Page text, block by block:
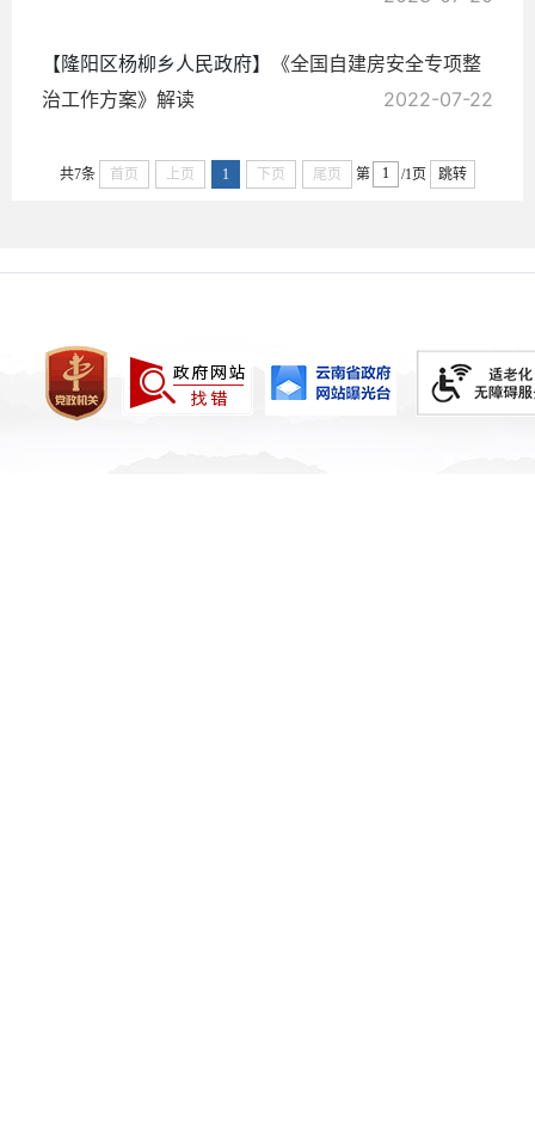
【隆阳区杨柳乡人民政府】
《全国自建房安全专项整
治工作方案》解读
2022-07-22
共7条 首页 上页 1 下页 尾页 第 /1页 跳转